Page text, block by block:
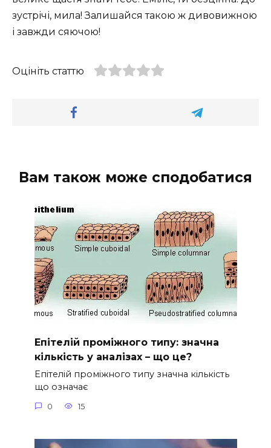
зустрічі, мила! Залишайся такою ж дивовижною
і завжди сяючою!
Оцініть статтю
Вам також може сподобатися
Епітелій проміжного типу: значна
кількість у аналізах – що це?
Епітелій проміжного типу значна кількість
що означає
0 15